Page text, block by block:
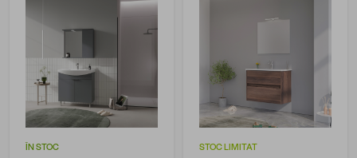
ÎN STOC STOC LIMITAT